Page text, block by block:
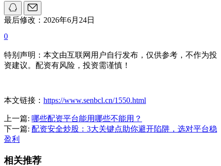
最后修改：2026年6月24日
0
特别声明：本文由互联网用户自行发布，仅供参考，不作为投
资建议。配资有风险，投资需谨慎！
本文链接： https://www.senbcl.cn/1550.html
上一篇: 哪些配资平台能用哪些不能用？
下一篇: 配资安全炒股：3大关键点助你避开陷阱，选对平台稳
盈利
相关推荐